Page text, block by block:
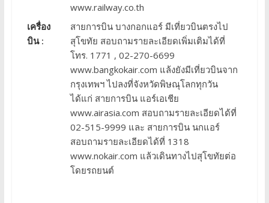
www.railway.co.th
เครื่อง
บิน :
สายการบิน บางกอกแอร์ มีเที่ยวบินตรงไป
สุโขทัย สอบถามรายละเอียดเพิ่มเติมได้ที่
โทร. 1771 , 02-270-6699
www.bangkokair.com แล้งยังมีเที่ยวบินจาก
กรุงเทพฯ ไปลงที่จังหวัดพิษณุโลกทุกวัน
ได้แก่ สายการบิน แอร์เอเชีย
www.airasia.com สอบถามรายละเอียดได้ที่
02-515-9999 และ สายการบิน นกแอร์
สอบถามรายละเอียดได้ที่ 1318
www.nokair.com แล้วเดินทางไปสุโขทัยต่อ
โดยรถยนต์